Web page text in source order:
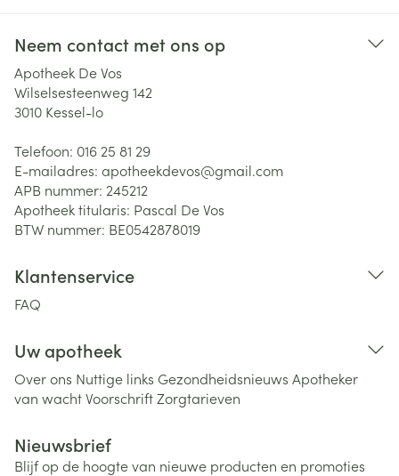
Neem contact met ons op
Apotheek De Vos
Wilselsesteenweg 142
3010 Kessel-lo
Telefoon: 016 25 81 29
E-mailadres: apotheekdevos@gmail.com
APB nummer: 245212
Apotheek titularis: Pascal De Vos
BTW nummer: BE0542878019
Klantenservice
FAQ
Uw apotheek
Over ons Nuttige links Gezondheidsnieuws Apotheker
van wachtVoorschriftZorgtarieven
Nieuwsbrief
Blijf op de hoogte van nieuwe producten en promoties